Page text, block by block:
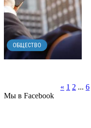
ОБЩЕСТВО
« 1 2 ... 6
Мы в Facebook